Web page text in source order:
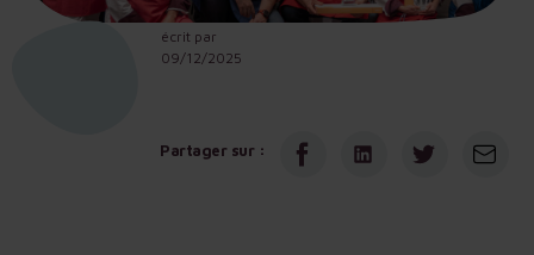
écrit par
09/12/2025
Partager sur :